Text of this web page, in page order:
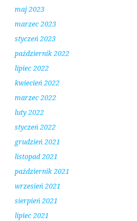
maj 2023
marzec 2023
styczeń 2023
październik 2022
lipiec 2022
kwiecień 2022
marzec 2022
luty 2022
styczeń 2022
grudzień 2021
listopad 2021
październik 2021
wrzesień 2021
sierpień 2021
lipiec 2021